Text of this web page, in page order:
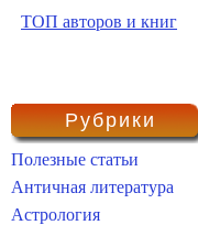
ТОП авторов и книг
Рубрики
Полезные статьи
Античная литература
Астрология